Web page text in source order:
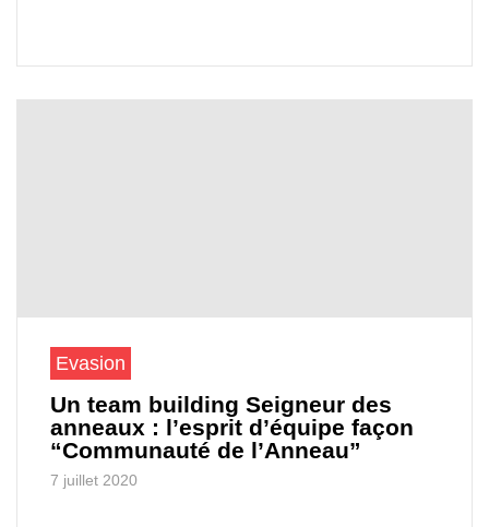
Evasion
Un team building Seigneur des
anneaux : l’esprit d’équipe façon
“Communauté de l’Anneau”
7 juillet 2020